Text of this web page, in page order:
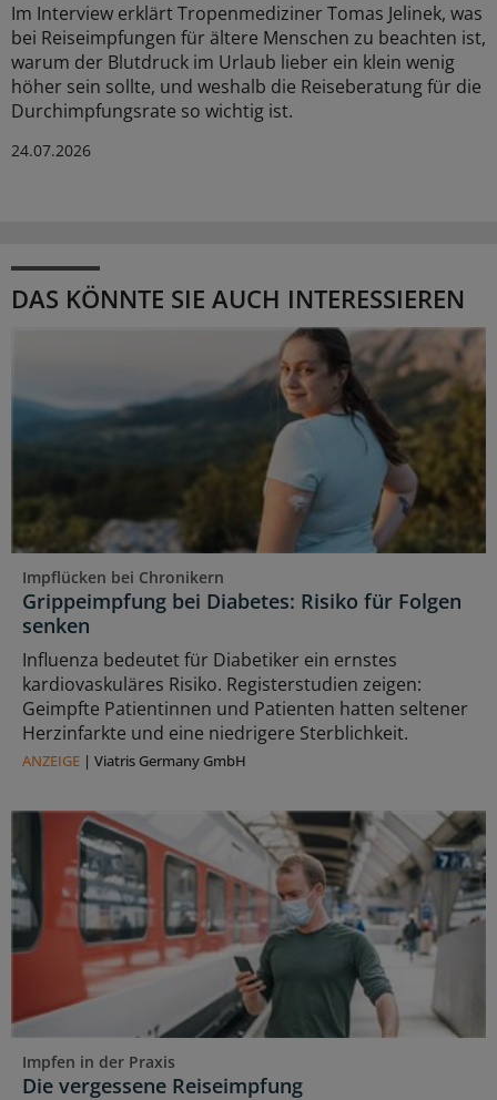
Im Interview erklärt Tropenmediziner Tomas Jelinek, was
bei Reiseimpfungen für ältere Menschen zu beachten ist,
warum der Blutdruck im Urlaub lieber ein klein wenig
höher sein sollte, und weshalb die Reiseberatung für die
Durchimpfungsrate so wichtig ist.
24.07.2026
DAS KÖNNTE SIE AUCH INTERESSIEREN
Impflücken bei Chronikern
Grippeimpfung bei Diabetes: Risiko für Folgen
senken
Influenza bedeutet für Diabetiker ein ernstes
kardiovaskuläres Risiko. Registerstudien zeigen:
Geimpfte Patientinnen und Patienten hatten seltener
Herzinfarkte und eine niedrigere Sterblichkeit.
ANZEIGE | Viatris Germany GmbH
Impfen in der Praxis
Die vergessene Reiseimpfung